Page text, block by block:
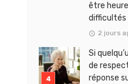
être
difficultés
2 jours
Si
de
réponse